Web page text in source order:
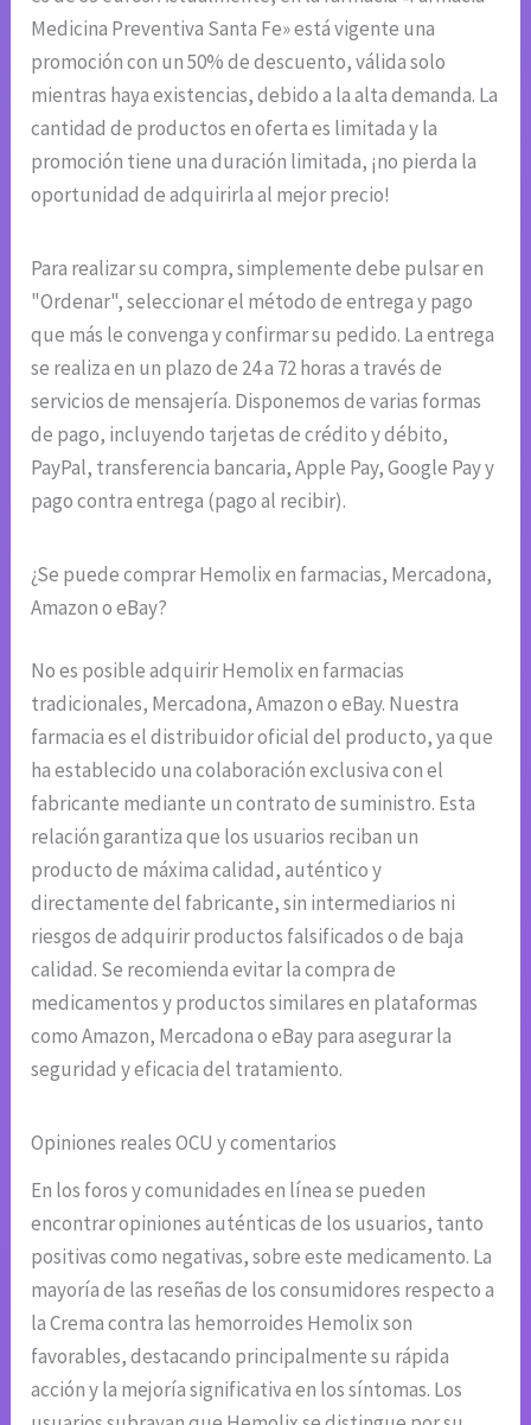
Medicina Preventiva Santa Fe» está vigente una
promoción con un 50% de descuento, válida solo
mientras haya existencias, debido a la alta demanda. La
cantidad de productos en oferta es limitada y la
promoción tiene una duración limitada, ¡no pierda la
oportunidad de adquirirla al mejor precio!
Para realizar su compra, simplemente debe pulsar en
"Ordenar", seleccionar el método de entrega y pago
que más le convenga y confirmar su pedido. La entrega
se realiza en un plazo de 24 a 72 horas a través de
servicios de mensajería. Disponemos de varias formas
de pago, incluyendo tarjetas de crédito y débito,
PayPal, transferencia bancaria, Apple Pay, Google Pay y
pago contra entrega (pago al recibir).
¿Se puede comprar Hemolix en farmacias, Mercadona,
Amazon o eBay?
No es posible adquirir Hemolix en farmacias
tradicionales, Mercadona, Amazon o eBay. Nuestra
farmacia es el distribuidor oficial del producto, ya que
ha establecido una colaboración exclusiva con el
fabricante mediante un contrato de suministro. Esta
relación garantiza que los usuarios reciban un
producto de máxima calidad, auténtico y
directamente del fabricante, sin intermediarios ni
riesgos de adquirir productos falsificados o de baja
calidad. Se recomienda evitar la compra de
medicamentos y productos similares en plataformas
como Amazon, Mercadona o eBay para asegurar la
seguridad y eficacia del tratamiento.
Opiniones reales OCU y comentarios
En los foros y comunidades en línea se pueden
encontrar opiniones auténticas de los usuarios, tanto
positivas como negativas, sobre este medicamento. La
mayoría de las reseñas de los consumidores respecto a
la Crema contra las hemorroides Hemolix son
favorables, destacando principalmente su rápida
acción y la mejoría significativa en los síntomas. Los